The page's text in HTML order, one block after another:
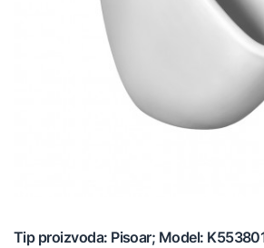
Tip proizvoda: Pisoar; Model: